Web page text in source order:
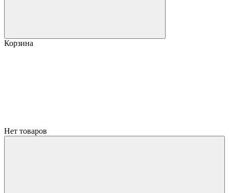
Корзина
Нет товаров